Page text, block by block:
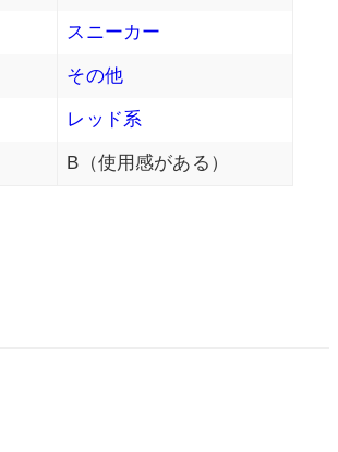
スニーカー
その他
レッド系
B（使用感がある）